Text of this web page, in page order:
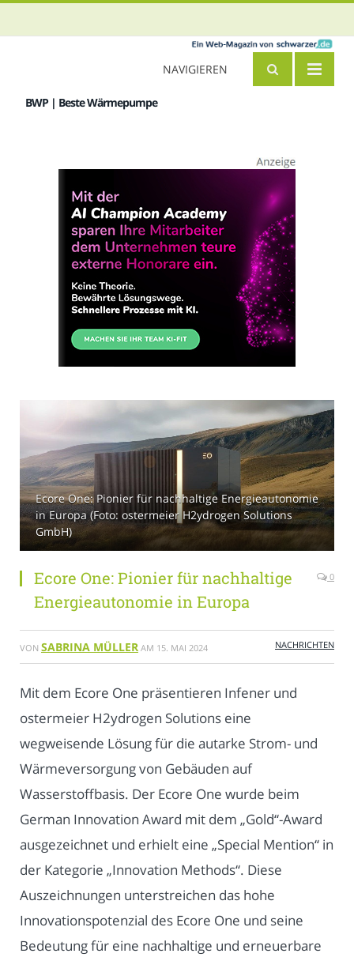
BWP | Beste Wärmepumpe
NAVIGIEREN
Ecore One: Pionier für nachhaltige Energieautonomie
in Europa (Foto: ostermeier H2ydrogen Solutions
GmbH)
Ecore One: Pionier für nachhaltige
Energieautonomie in Europa
0
VON SABRINA MÜLLER AM 15. MAI 2024 NACHRICHTEN
Mit dem Ecore One präsentieren Infener und
ostermeier H2ydrogen Solutions eine
wegweisende Lösung für die autarke Strom- und
Wärmeversorgung von Gebäuden auf
Wasserstoffbasis. Der Ecore One wurde beim
German Innovation Award mit dem „Gold“-Award
ausgezeichnet und erhielt eine „Special Mention“ in
der Kategorie „Innovation Methods“. Diese
Auszeichnungen unterstreichen das hohe
Innovationspotenzial des Ecore One und seine
Bedeutung für eine nachhaltige und erneuerbare